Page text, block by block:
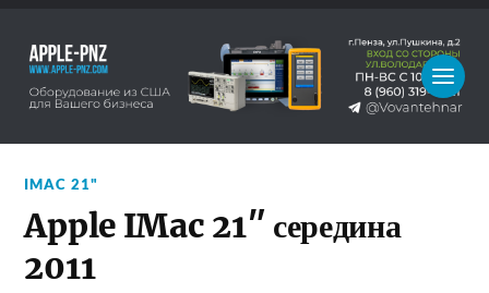
IMAC 21"
Apple IMac 21″ середина
2011